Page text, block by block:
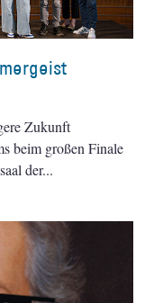
Zukunft
beim großen Finale
der